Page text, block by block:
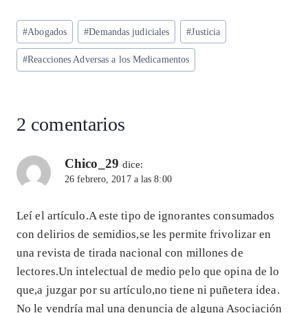
ts
A
p
eg
ra
m
eb
o
o
ke
dI
n
ai
l
re
Etiquetas
de
la
#Abogados #Demandas judiciales #Justicia
#Reacciones Adversas a los Medicamentos
2 comentarios
Chico_29 dice:
26 febrero, 2017 a las 8:00
Leí el artículo.A este tipo de ignorantes consumados
con delirios de semidios,se les permite frivolizar en
una revista de tirada nacional con millones de
lectores.Un intelectual de medio pelo que opina de lo
que,a juzgar por su artículo,no tiene ni puñetera idea.
No le vendría mal una denuncia de alguna Asociación